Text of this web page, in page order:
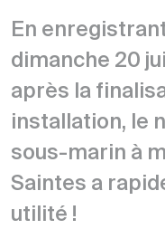
En
dimanche 20
après la
installation, le
sous-marin à
Saintes a
utilité !